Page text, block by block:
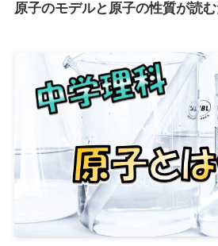
原子のモデルと原子の性質が読む